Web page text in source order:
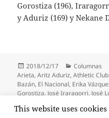
Gorostiza (196),
y Aduriz (169) y Nekane
Publicado
el
2018/12/17 Categorías
Columnas
Arieta,Aritz Aduriz,Athletic
Bazán, El Nacional, Erika
Gorostiza, José Iraragorri, José
Zarra,Thomas Urban ,Trecebits
This website uses